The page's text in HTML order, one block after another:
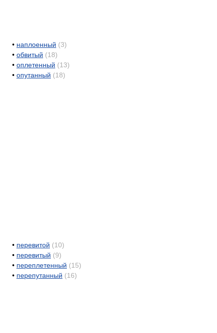
• наплоенный (3)
• обвитый (18)
• оплетенный (13)
• опутанный (18)
• перевитой (10)
• перевитый (9)
• переплетенный (15)
• перепутанный (16)